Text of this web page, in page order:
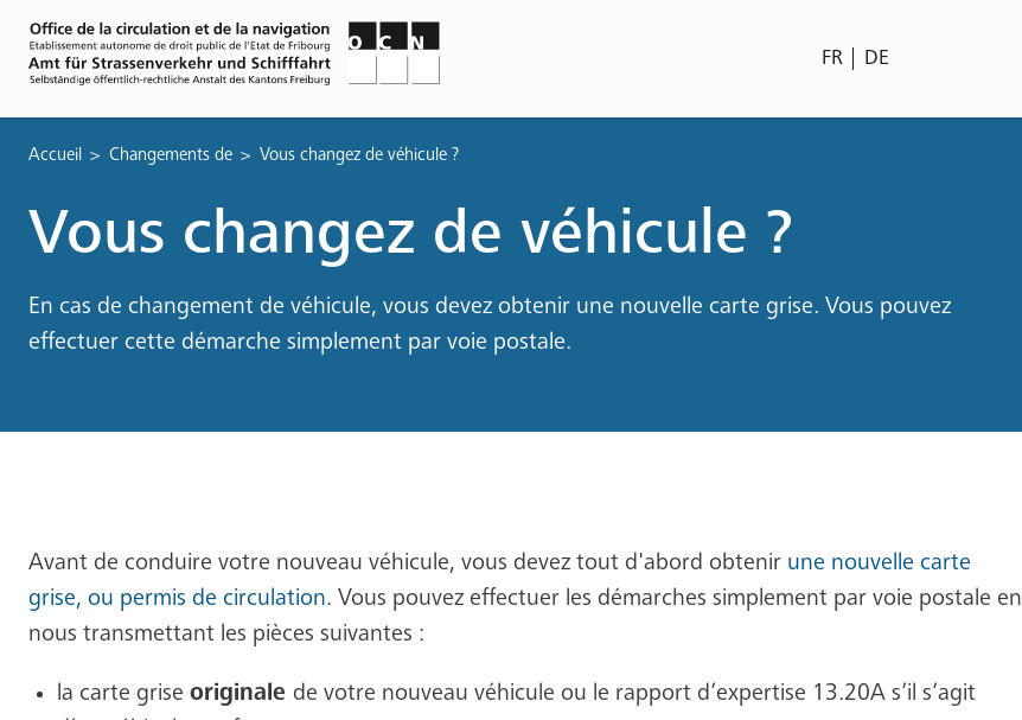
FR DE
Fil
d'Ariane
Accueil Changements de Vous changez de véhicule ?
Vous changez de véhicule ?
En cas de changement de véhicule, vous devez obtenir une nouvelle carte grise. Vous pouvez
effectuer cette démarche simplement par voie postale.
Avant de conduire votre nouveau véhicule, vous devez tout d'abord obtenir une nouvelle carte
grise, ou permis de circulation. Vous pouvez effectuer les démarches simplement par voie postale en
nous transmettant les pièces suivantes :
la carte grise originale de votre nouveau véhicule ou le rapport d’expertise 13.20A s’il s’agit